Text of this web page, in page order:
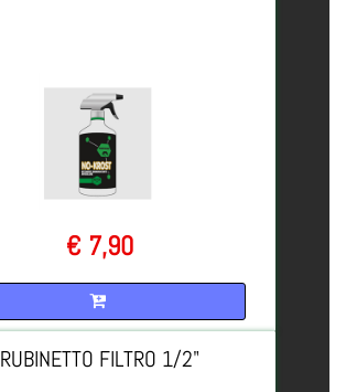
€ 7,90
RUBINETTO FILTRO 1/2"